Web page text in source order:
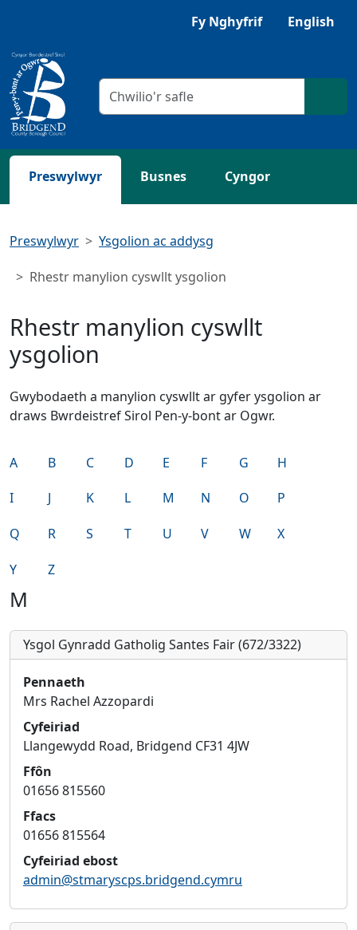
Gwrandewch gyda Browsealoud
Fy Nghyfrif English
Meini prawf chwilio
Preswylwyr Busnes Cyngor
Preswylwyr Ysgolion ac addysg
Rhestr manylion cyswllt ysgolion
Rhestr manylion cyswllt
ysgolion
Gwybodaeth a manylion cyswllt ar gyfer ysgolion ar
draws Bwrdeistref Sirol Pen-y-bont ar Ogwr.
A B C D E F G H
I J K L M N O P
Q R S T U V W X
Y Z
M
Ysgol Gynradd Gatholig Santes Fair (672/3322)
Pennaeth
Mrs Rachel Azzopardi
Cyfeiriad
Llangewydd Road, Bridgend CF31 4JW
Ffôn
01656 815560
Ffacs
01656 815564
Cyfeiriad ebost
admin@stmaryscps.bridgend.cymru